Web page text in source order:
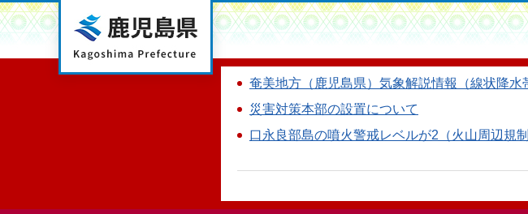
鹿児島県
奄美地方（鹿児島県）気象解説情報（線状降水
災害対策本部の設置について
口永良部島の噴火警戒レベルが2（火山周辺規